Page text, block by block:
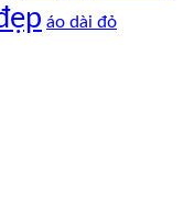
áo dài đỏ